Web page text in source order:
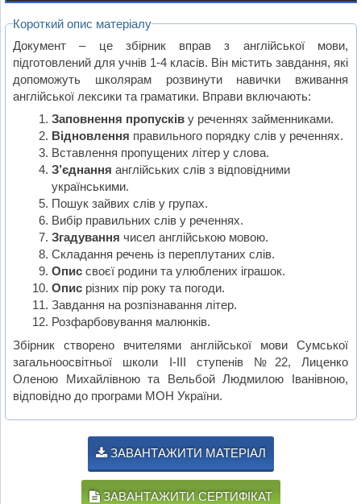
Короткий опис матеріалу
Документ – це збірник вправ з англійської мови,
підготовлений для учнів 1-4 класів. Він містить завдання, які
допоможуть школярам розвинути навички вживання
англійської лексики та граматики. Вправи включають:
Заповнення пропусківу реченнях займенниками.
Відновлення правильного порядку слів у реченнях.
Вставлення пропущених літер у слова.
З’єднання англійських слів з відповідними
українськими.
Пошук зайвих слів у групах.
Вибір правильних слів у реченнях.
Згадування чисел англійською мовою.
Складання речень із переплутаних слів.
Описсвоєї родини та улюблених іграшок.
Описрізних пір року та погоди.
Завдання на розпізнавання літер.
Розфарбовування малюнків.
Збірник створено вчителями англійської мови Сумської
загальноосвітньої школи I-III ступенів №22, Лиценко
Оленою Михайлівною та Вельбой Людмилою Іванівною,
відповідно до програми МОН України.
ЗАВАНТАЖИТИ МАТЕРІАЛ
ЗАВАНТАЖИТИ СЕРТИФІКАТ